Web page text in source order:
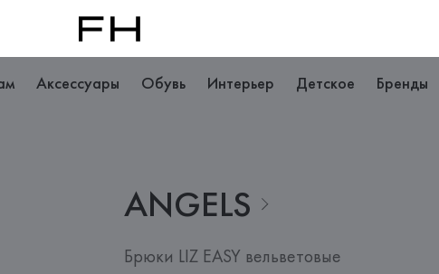
Аксессуары Обувь Интерьер Детское Бренды
ANGELS
Брюки LIZ EASY вельветовые